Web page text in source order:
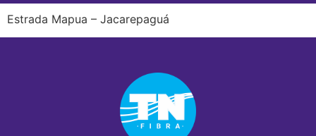
Estrada Mapua – Jacarepaguá